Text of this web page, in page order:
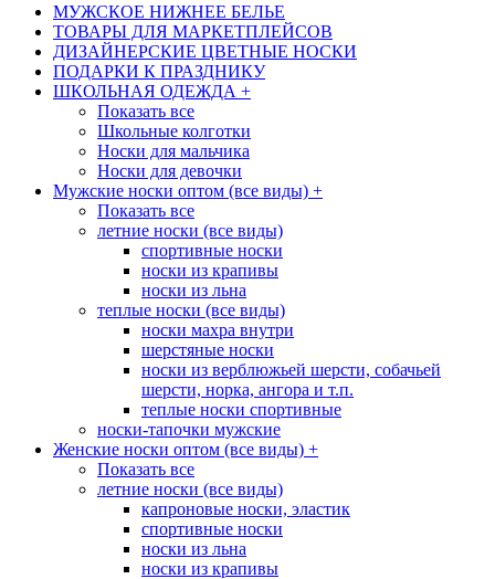
МУЖСКОЕ НИЖНЕЕ БЕЛЬЕ
ТОВАРЫ ДЛЯ МАРКЕТПЛЕЙСОВ
ДИЗАЙНЕРСКИЕ ЦВЕТНЫЕ НОСКИ
ПОДАРКИ К ПРАЗДНИКУ
ШКОЛЬНАЯ ОДЕЖДА +
Показать все
Школьные колготки
Носки для мальчика
Носки для девочки
Мужские носки оптом (все виды) +
Показать все
летние носки (все виды)
спортивные носки
носки из крапивы
носки из льна
теплые носки (все виды)
носки махра внутри
шерстяные носки
носки из верблюжьей шерсти, собачьей
шерсти, норка, ангора и т.п.
теплые носки спортивные
носки-тапочки мужские
Женские носки оптом (все виды) +
Показать все
летние носки (все виды)
капроновые носки, эластик
спортивные носки
носки из льна
носки из крапивы